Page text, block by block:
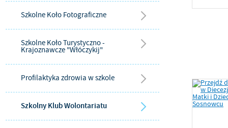
Szkolne Koło Fotograficzne
Szkolne Koło Turystyczno -
Krajoznawcze "Włóczykij"
Profilaktyka zdrowia w szkole
Szkolny Klub Wolontariatu